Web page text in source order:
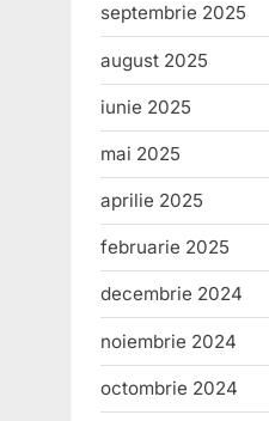
septembrie 2025
august 2025
iunie 2025
mai 2025
aprilie 2025
februarie 2025
decembrie 2024
noiembrie 2024
octombrie 2024